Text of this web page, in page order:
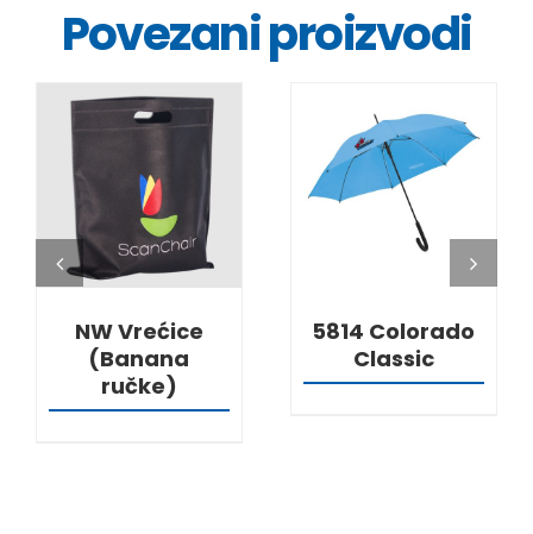
Povezani proizvodi
DETALJI
NW Vrećice
(Banana
ručke)
DETALJI
5814 Colorado
Classic